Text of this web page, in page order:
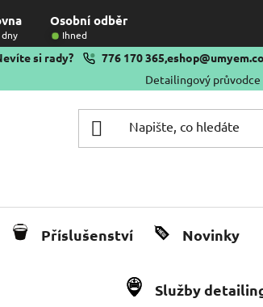
Osobní odběr
dny Ihned
si rady? 776 170 365,
Detailingový průvodce
Příslušenství Novinky
Služby